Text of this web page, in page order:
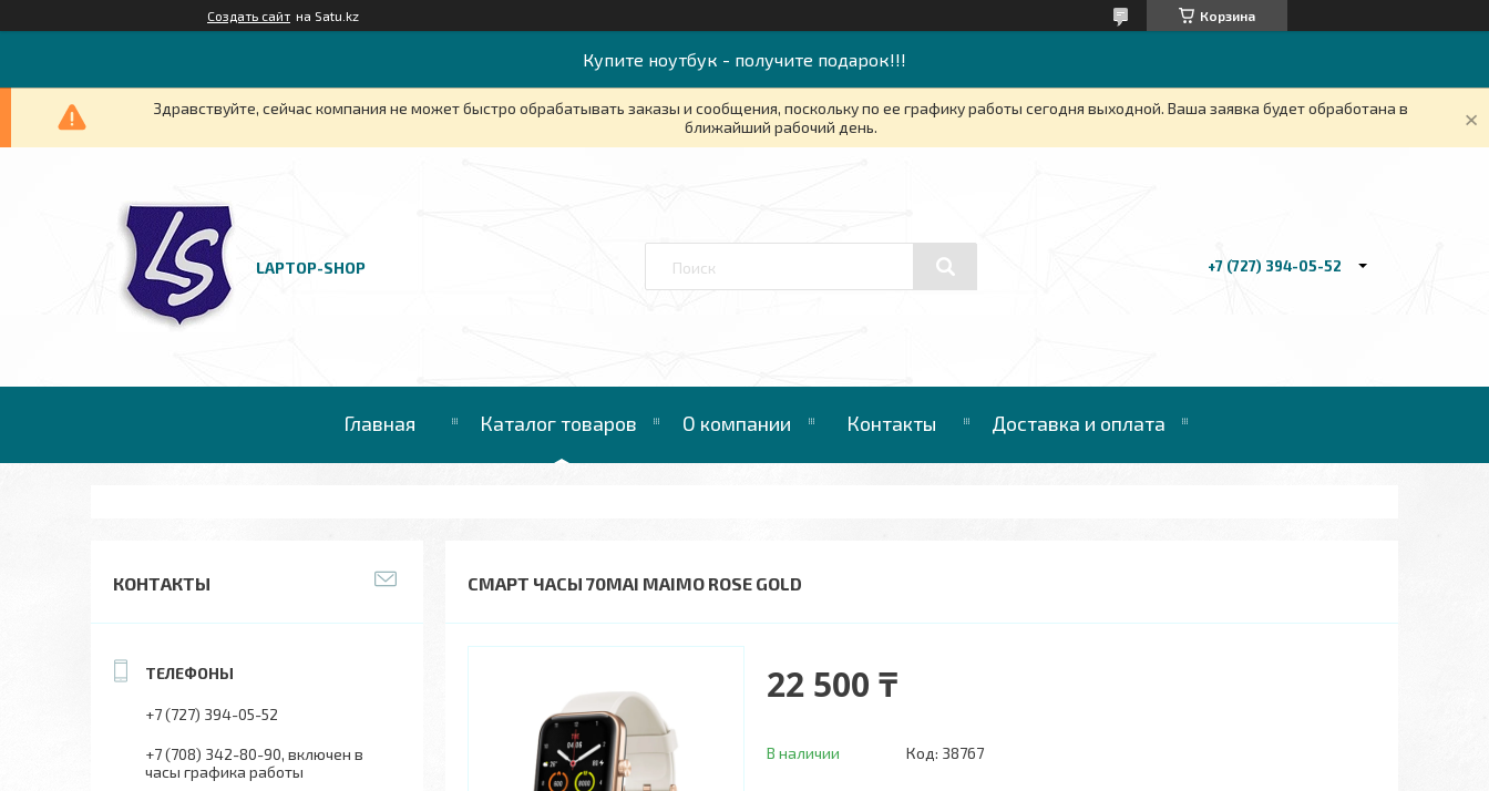
Создать сайт на Satu.kz Корзина
Купите ноутбук - получите подарок!!!
Здравствуйте, сейчас компания не может быстро обрабатывать заказы и сообщения, поскольку по ее графику работы сегодня выходной. Ваша заявка будет обработана в
ближайший рабочий день.
LAPTOP-SHOP +7 (727) 394-05-52
Главная Каталог товаров О компании Контакты Доставка и оплата
СМАРТ ЧАСЫ 70MAI MAIMO ROSE GOLD
22 500 ₸
В наличии Код: 38767
КОНТАКТЫ
+7 (727) 394-05-52
+7 (708) 342-80-90 включен в
часы графика работы